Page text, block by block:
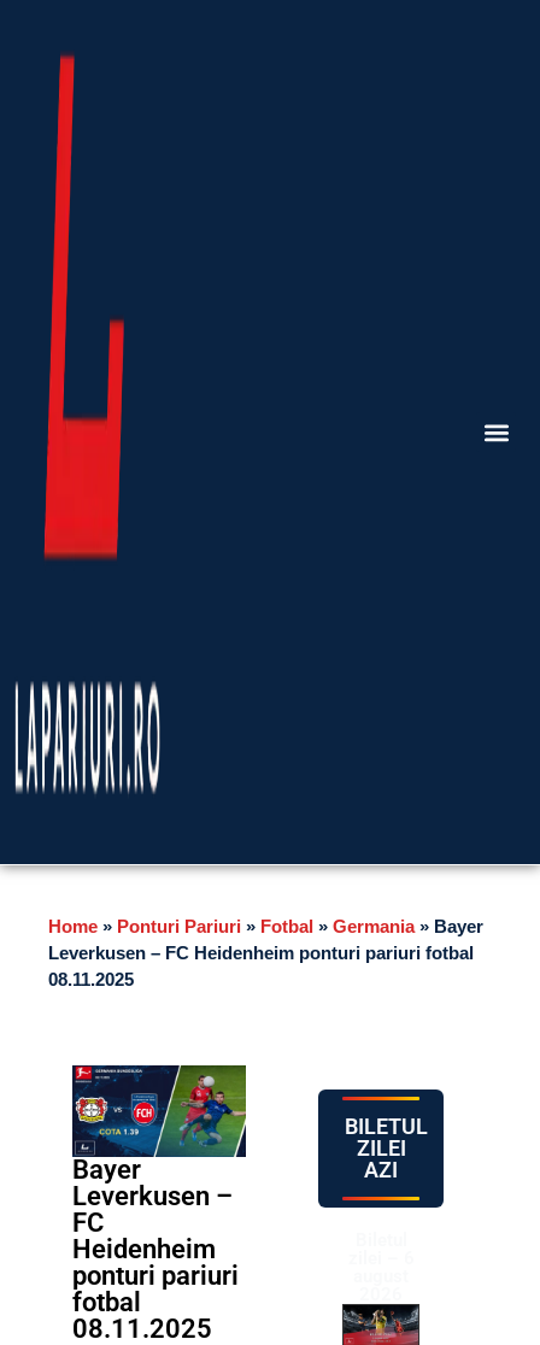
Home » Ponturi Pariuri » Fotbal » Germania» Bayer
Leverkusen – FC Heidenheim ponturi pariuri fotbal
08.11.2025
Bayer
Leverkusen –
FC
Heidenheim
ponturi pariuri
fotbal
08.11.2025
BILETUL
ZILEI
AZI